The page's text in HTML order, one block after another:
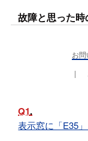
故障と思った時
お
Q1
表示窓に「E35